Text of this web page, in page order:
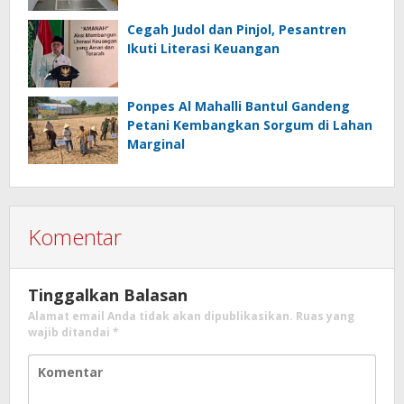
Cegah Judol dan Pinjol, Pesantren
Ikuti Literasi Keuangan
Ponpes Al Mahalli Bantul Gandeng
Petani Kembangkan Sorgum di Lahan
Marginal
Komentar
Tinggalkan Balasan
Alamat email Anda tidak akan dipublikasikan. Ruas yang
wajib ditandai *